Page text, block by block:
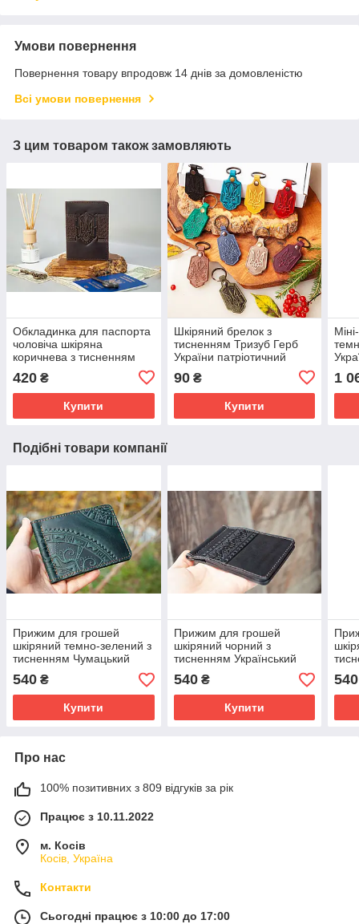
Умови повернення
Повернення товару впродовж 14 днів за домовленістю
Всі умови повернення
З цим товаром також замовляють
Обкладинка для паспорта
чоловіча шкіряна
коричнева з тисненням
420 ₴
Купити
Шкіряний брелок з
тисненням Тризуб Герб
України патріотичний
90₴
Купити
1
Подібні товари компанії
Прижим для грошей
шкіряний темно-зелений з
тисненням Чумацький
Шлях
540 ₴
Купити
Прижим для грошей
шкіряний чорний з
тисненням Український
орнамент
540₴
Купити
540
Про нас
100% позитивних з 809 відгуків за рік
Працює з 10.11.2022
м. Косів
Косів, Україна
Контакти
Сьогодні працює з 10:00 до 17:00